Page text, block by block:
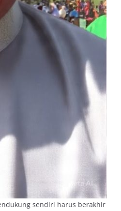
sendiri harus berakhir